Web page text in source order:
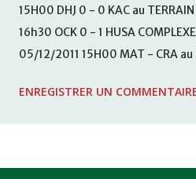
15H00 DHJ 0 - 0 KAC au
16h30 OCK 0 - 1 HUSA
05/12/2011 15H00 MAT - CRA au
KHEMISET Mardi 06/12/2011
ENREGISTRER UN